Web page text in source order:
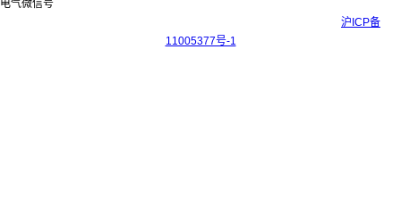
沪ICP备
11005377号-1